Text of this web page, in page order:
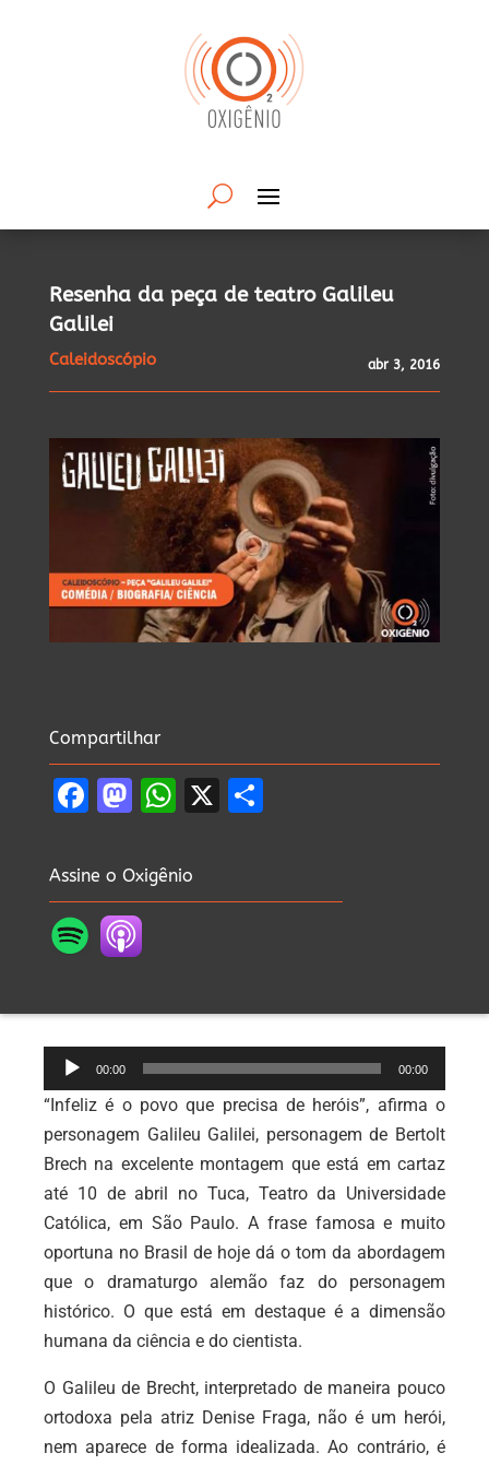
Resenha da peça de teatro Galileu
Galilei
Caleidoscópio abr 3, 2016
Compartilhar
Facebook
Mastodon
WhatsApp
X
Assine o Oxigênio
Tocador
de
00:00 00:00
“Infeliz é o povo que precisa de heróis”, afirma o
personagem Galileu Galilei, personagem de Bertolt
Brech na excelente montagem que está em cartaz
até 10 de abril no Tuca, Teatro da Universidade
Católica, em São Paulo. A frase famosa e muito
oportuna no Brasil de hoje dá o tom da abordagem
que o dramaturgo alemão faz do personagem
histórico. O que está em destaque é a dimensão
humana da ciência e do cientista.
O Galileu de Brecht, interpretado de maneira pouco
ortodoxa pela atriz Denise Fraga, não é um herói,
nem aparece de forma idealizada. Ao contrário, é